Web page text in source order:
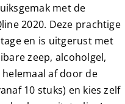
met de
2020. Deze prachtige
en is uitgerust met
zeep, alcoholgel,
af door de
10 stuks) en kies zelf